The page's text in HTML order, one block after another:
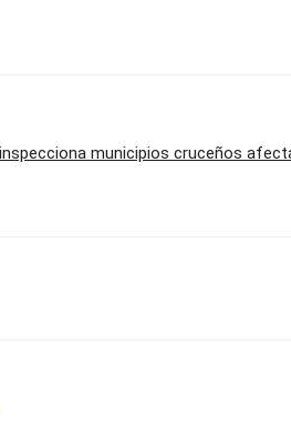
municipios cruceños